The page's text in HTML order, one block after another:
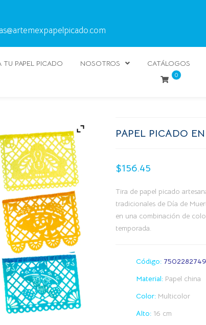
TU PAPEL PICADO NOSOTROS CATÁLOGOS
0
PAPEL PICADO
$156.45
Tira de papel picado
tradicionales de Día de
en una combinación de
temporada.
Código:
Material: Papel china
Color:Multicolor
Alto: 16 cm